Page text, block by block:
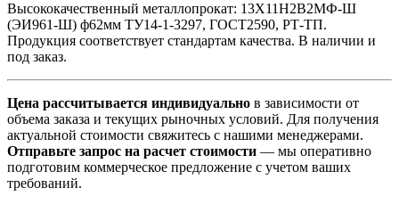
3297,
ГОСТ2590,
РТ-
ТП
Высококачественный металлопрокат: 13Х11Н2В2МФ-Ш
(ЭИ961-Ш) ф62мм ТУ14-1-3297, ГОСТ2590, РТ-ТП.
Продукция соответствует стандартам качества. В наличии и
под заказ.
Цена рассчитывается индивидуально в зависимости от
объема заказа и текущих рыночных условий. Для получения
актуальной стоимости свяжитесь с нашими менеджерами.
Отправьте запрос на расчет стоимости — мы оперативно
подготовим коммерческое предложение с учетом ваших
требований.